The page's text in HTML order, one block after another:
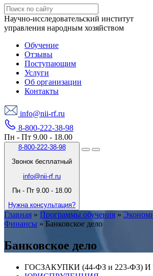
Научно-исследовательский институт
управления народным хозяйством
Обучение
Отзывы
Поступающим
Услуги
Об организации
Контакты
info@nii-rf.ru
8-800-222-38-98
Пн - Пт 9.00 - 18.00
8-800-222-38-98
Звонок бесплатный
info@nii-rf.ru
Пн - Пт 9.00 - 18.00
Нужна консультация?
Главная » Программы обучения »
Финансы » Банковское дело
Банковское дело
ГОСЗАКУПКИ (44-ФЗ и 223-ФЗ)